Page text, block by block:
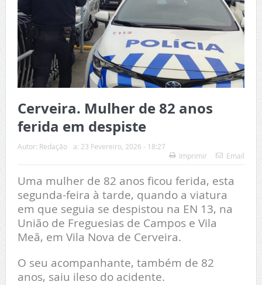
Cerveira. Mulher de 82 anos
ferida em despiste
Autor: Redação a: 23 Fevereiro, 2026 - 18:27
Imprimir
Email
Uma mulher de 82 anos ficou ferida, esta
segunda-feira à tarde, quando a viatura
em que seguia se despistou na EN 13, na
União de Freguesias de Campos e Vila
Meã, em Vila Nova de Cerveira.
O seu acompanhante, também de 82
anos, saiu ileso do acidente.